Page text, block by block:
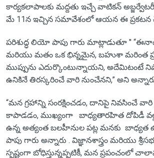
కార్యకలాపాలకు మద్దతు ఇచ్చే వాటికన్
మే 11న ఇచ్చిన సమావేశంలో ఆయన ఈ ప్రకటన
పరిశుద్ధ లియో పాపు గారు మాట్లాడుతూ "
మరియు మతం ఒక భిన్నమైన, బహుశా మరింత
ముప్పును ఎదుర్కొంటున్నాయని, అదేమిటంటే
ఉనికినే తిరస్కరించే వారి నుంచేనని,” అని
“మన గ్రహాన్ని సంరక్షించడం, దానిపై నివసించే వారి
కాపాడడం, ముఖ్యంగా బాధ్యతారహిత దోపిడీ
ఉన్న అత్యంత బలహీనుల పట్ల మనకు బాధ్యత
పాపు గారు అన్నారు . విజ్ఞానశాస్త్రం మరియు
స్పష్టంగా బోధిస్తున్నప్పటికీ, మన ప్రపంచంలో